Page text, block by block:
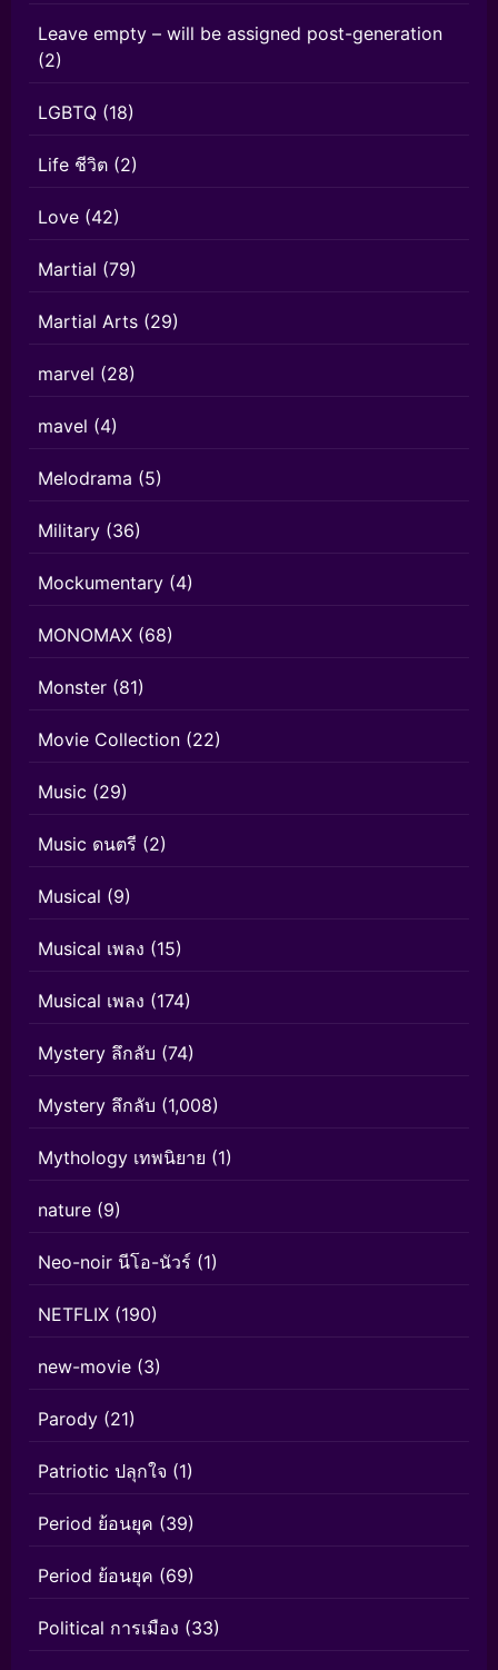
Leave empty – will be assigned post-generation
(2)
LGBTQ (18)
Life ชีวิต (2)
Love (42)
Martial (79)
Martial Arts (29)
marvel (28)
mavel (4)
Melodrama (5)
Military (36)
Mockumentary (4)
MONOMAX (68)
Monster (81)
Movie Collection (22)
Music (29)
Music ดนตรี (2)
Musical (9)
Musical เพลง (15)
Musical เพลง (174)
Mystery ลึกลับ (74)
Mystery ลึกลับ (1,008)
Mythology เทพนิยาย (1)
nature (9)
Neo-noir นีโอ-นัวร์ (1)
NETFLIX (190)
new-movie (3)
Parody (21)
Patriotic ปลุกใจ (1)
Period ย้อนยุค (39)
Period ย้อนยุค (69)
Political การเมือง (33)